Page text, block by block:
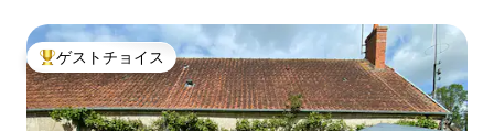
大好評のゲストチョイスです。
ゲストチョイス